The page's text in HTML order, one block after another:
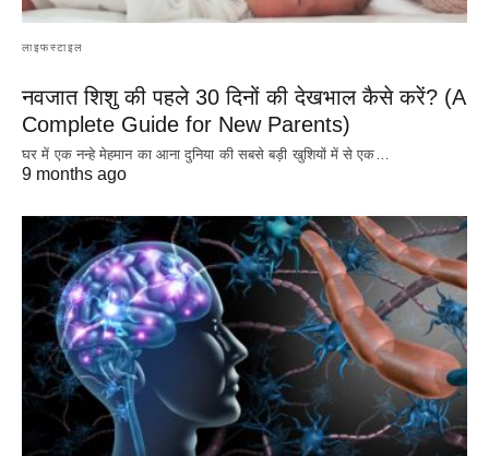
लाइफस्टाइल
नवजात शिशु की पहले 30 दिनों की देखभाल कैसे करें? (A
Complete Guide for New Parents)
घर में एक नन्हे मेहमान का आना दुनिया की सबसे बड़ी खुशियों में से एक…
9 months ago